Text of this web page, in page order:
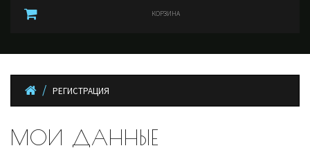
КОРЗИНА
РЕГИСТРАЦИЯ
МОИ ДАННЫЕ